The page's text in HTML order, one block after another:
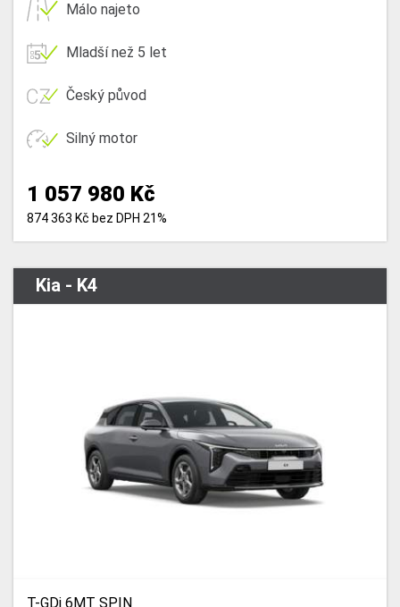
Málo najeto
Mladší než 5 let
Český původ
Silný motor
1 057 980 Kč
874 363 Kč bez DPH 21%
Kia - K4
T-GDi 6MT SPIN